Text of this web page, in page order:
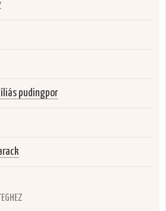
pudingpor